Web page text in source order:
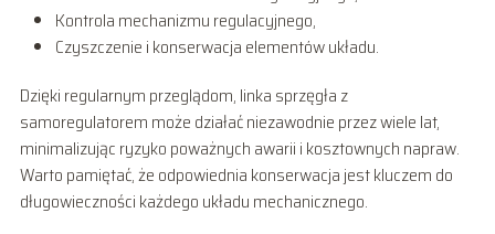
Kontrola mechanizmu regulacyjnego,
Czyszczenie i konserwacja elementów układu.
Dzięki regularnym przeglądom, linka sprzęgła z
samoregulatorem może działać niezawodnie przez wiele lat,
minimalizując ryzyko poważnych awarii i kosztownych napraw.
Warto pamiętać, że odpowiednia konserwacja jest kluczem do
długowieczności każdego układu mechanicznego.